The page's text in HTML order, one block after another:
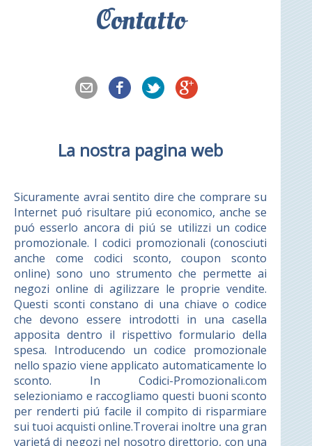
Contatto
La nostra pagina web
Sicuramente avrai sentito dire che comprare su
Internet puó risultare piú economico, anche se
puó esserlo ancora di piú se utilizzi un codice
promozionale. I codici promozionali (conosciuti
anche come codici sconto, coupon sconto
online) sono uno strumento che permette ai
negozi online di agilizzare le proprie vendite.
Questi sconti constano di una chiave o codice
che devono essere introdotti in una casella
apposita dentro il rispettivo formulario della
spesa. Introducendo un codice promozionale
nello spazio viene applicato automaticamente lo
sconto. In Codici-Promozionali.com
selezioniamo e raccogliamo questi buoni sconto
per renderti piú facile il compito di risparmiare
sui tuoi acquisti online.Troverai inoltre una gran
varietá di negozi nel nosotro direttorio, con una